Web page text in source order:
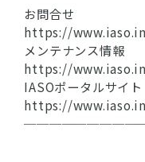
お問合せ
https://
メンテナンス情報
https://
IASOポータルサイト
https://